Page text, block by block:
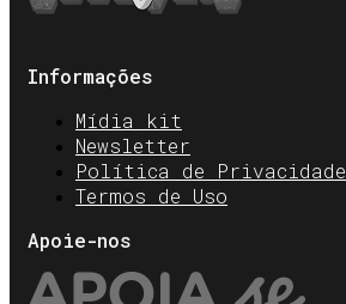
Informações
Mídia kit
Newsletter
Política de Privacidade
Termos de Uso
Apoie-nos